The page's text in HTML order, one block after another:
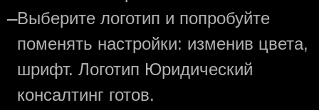
—Выберите логотип и попробуйте
поменять настройки: изменив цвета,
шрифт. Логотип Юридический
консалтинг готов.